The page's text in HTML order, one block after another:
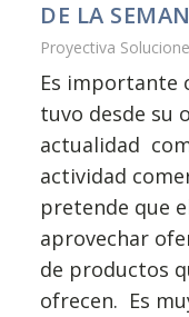
DE LA
Proyectiva
Es importante
tuvo desde su
actualidad
actividad
pretende que
aprovechar
de productos
ofrecen. Es